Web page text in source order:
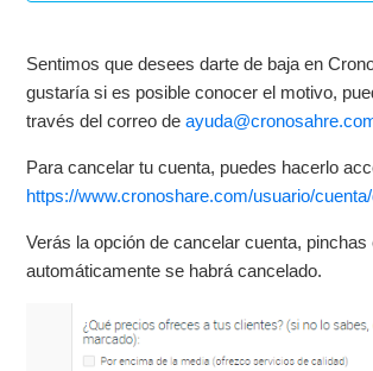
Sentimos que desees darte de baja en
gustaría si es posible conocer el motivo,
través del correo de
Para cancelar tu cuenta, puedes hacerlo
https://www.cronoshare.com/usuario/
Verás la opción de cancelar cuenta, pinchas
automáticamente se habrá cancelado.